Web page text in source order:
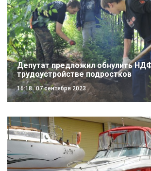
Депутат предложил обнулить
трудоустройстве подростков
16:18 07 сентября 2023